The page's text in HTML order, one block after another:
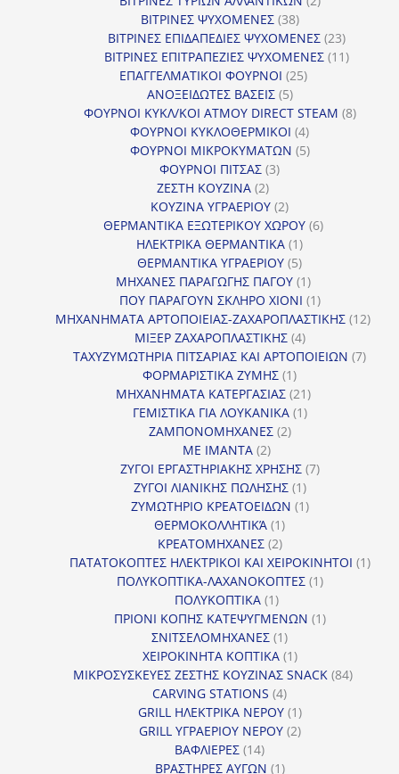
ΒΙΤΡΙΝΕΣ ΨΥΧΟΜΕΝΕΣ 3838
προϊόντα
ΒΙΤΡΙΝΕΣ ΕΠΙΔΑΠΕΔΙΕΣ ΨΥΧΟΜΕΝΕΣ 2323
προϊόντα
ΒΙΤΡΙΝΕΣ ΕΠΙΤΡΑΠΕΖΙΕΣ ΨΥΧΟΜΕΝΕΣ 1111
ΕΠΑΓΓΕΛΜΑΤΙΚΟΙ ΦΟΥΡΝΟΙ 2525
ΑΝΟΞΕΙΔΩΤΕΣ ΒΑΣΕΙΣ 55
προϊόντα
ΦΟΥΡΝΟΙ ΚΥΚΛ/ΚΟΙ ΑΤΜΟΥ DIRECT STEAM 88
ΦΟΥΡΝΟΙ ΚΥΚΛΟΘΕΡΜΙΚΟΙ 44
προϊόντα
ΦΟΥΡΝΟΙ ΜΙΚΡΟΚΥΜΑΤΩΝ 55
ΦΟΥΡΝΟΙ ΠΙΤΣΑΣ 33
ΖΕΣΤΗ ΚΟΥΖΙΝΑ 22
προϊόντα
ΚΟΥΖΙΝΑ ΥΓΡΑΕΡΙΟΥ 22
προϊόντα
ΘΕΡΜΑΝΤΙΚΑ ΕΞΩΤΕΡΙΚΟΥ ΧΩΡΟΥ 66
ΗΛΕΚΤΡΙΚΑ ΘΕΡΜΑΝΤΙΚΑ 11
προϊόν
ΘΕΡΜΑΝΤΙΚΑ ΥΓΡΑΕΡΙΟΥ 55
προϊόντα
ΜΗΧΑΝΕΣ ΠΑΡΑΓΩΓΗΣ ΠΑΓΟΥ 11
προϊόν
ΠΟΥ ΠΑΡΑΓΟΥΝ ΣΚΛΗΡΟ ΧΙΟΝΙ 11
προϊόν
ΜΗΧΑΝΗΜΑΤΑ ΑΡΤΟΠΟΙΕΙΑΣ-ΖΑΧΑΡΟΠΛΑΣΤΙΚΗΣ 1212
ΜΙΞΕΡ ΖΑΧΑΡΟΠΛΑΣΤΙΚΗΣ 44
προϊόντα
ΤΑΧΥΖΥΜΩΤΗΡΙΑ ΠΙΤΣΑΡΙΑΣ ΚΑΙ ΑΡΤΟΠΟΙΕΙΩΝ 77
ΦΟΡΜΑΡΙΣΤΙΚΑ ΖΥΜΗΣ 11
προϊόν
ΜΗΧΑΝΗΜΑΤΑ ΚΑΤΕΡΓΑΣΙΑΣ 2121
προϊόντα
ΓΕΜΙΣΤΙΚΑ ΓΙΑ ΛΟΥΚΑΝΙΚΑ 11
ΖΑΜΠΟΝΟΜΗΧΑΝΕΣ 22
ΜΕ ΙΜΑΝΤΑ 22
προϊόντα
ΖΥΓΟΙ ΕΡΓΑΣΤΗΡΙΑΚΗΣ ΧΡΗΣΗΣ 77
ΖΥΓΟΙ ΛΙΑΝΙΚΗΣ ΠΩΛΗΣΗΣ 11
προϊόν
ΖΥΜΩΤΗΡΙΟ ΚΡΕΑΤΟΕΙΔΩΝ 11
ΘΕΡΜΟΚΟΛΛΗΤΙΚΆ 11
προϊόν
ΚΡΕΑΤΟΜΗΧΑΝΕΣ 22
προϊόντα
ΠΑΤΑΤΟΚΟΠΤΕΣ ΗΛΕΚΤΡΙΚΟΙ ΚΑΙ ΧΕΙΡΟΚΙΝΗΤΟΙ 11
ΠΟΛΥΚΟΠΤΙΚΑ-ΛΑΧΑΝΟΚΟΠΤΕΣ 11
ΠΟΛΥΚΟΠΤΙΚΑ 11
προϊόν
ΠΡΙΟΝΙ ΚΟΠΗΣ ΚΑΤΕΨΥΓΜΕΝΩΝ 11
ΣΝΙΤΣΕΛΟΜΗΧΑΝΕΣ 11
προϊόν
ΧΕΙΡΟΚΙΝΗΤΑ ΚΟΠΤΙΚΑ 11
προϊόν
ΜΙΚΡΟΣΥΣΚΕΥΕΣ ΖΕΣΤΗΣ ΚΟΥΖΙΝΑΣ SNACK 8484
CARVING STATIONS 44
προϊόντα
GRILL ΗΛΕΚΤΡΙΚΑ ΝΕΡΟΥ 11
προϊόν
GRILL ΥΓΡΑΕΡΙΟΥ ΝΕΡΟΥ 22
ΒΑΦΛΙΕΡΕΣ 1414
προϊόντα
ΒΡΑΣΤΗΡΕΣ ΑΥΓΩΝ 11